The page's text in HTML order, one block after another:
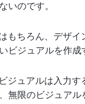
いのです。
もちろん、デザ
ビジュアルを作成
ジュアルは入力
無限のビジュアル